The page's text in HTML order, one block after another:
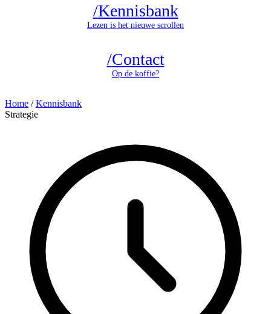
/Kennisbank
Lezen is het nieuwe scrollen
/Contact
Op de koffie?
Home / Kennisbank
Strategie